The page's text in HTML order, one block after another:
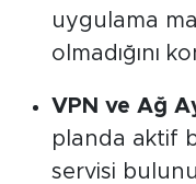
uygulama
olmadığını
VPN ve Ağ
planda aktif
servisi